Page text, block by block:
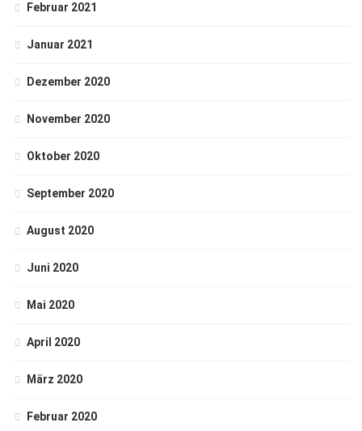
Februar 2021
Januar 2021
Dezember 2020
November 2020
Oktober 2020
September 2020
August 2020
Juni 2020
Mai 2020
April 2020
März 2020
Februar 2020